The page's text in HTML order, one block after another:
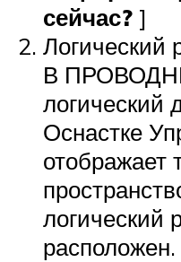
сейчас? ]
Логический
В
логический
Оснастке
отображает
логический
расположен.